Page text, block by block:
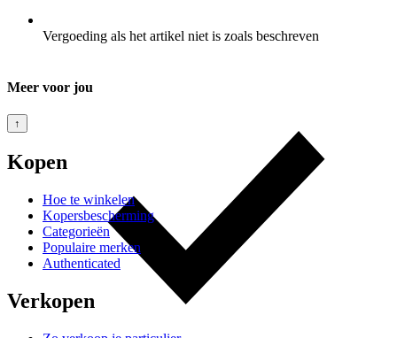
Vergoeding als het artikel niet is zoals beschreven
Meer voor jou
↑
Kopen
Hoe te winkelen
Kopersbescherming
Categorieën
Populaire merken
Authenticated
Verkopen